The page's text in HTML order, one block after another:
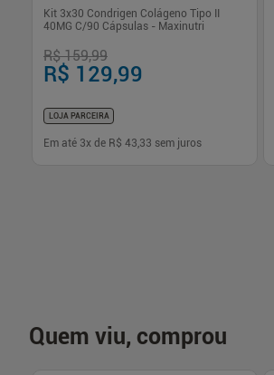
Kit 3x30 Condrigen Colágeno Tipo II
40MG C/90 Cápsulas - Maxinutri
R$ 159,99
R$ 129,99
LOJA PARCEIRA
Em até 3x de R$ 43,33 sem juros
Quem viu, comprou